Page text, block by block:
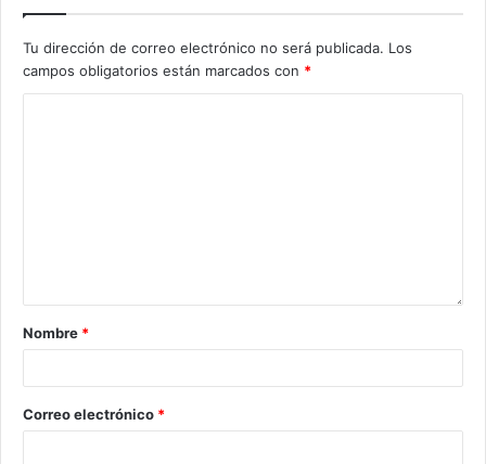
Tu dirección de correo electrónico no será publicada. Los
campos obligatorios están marcados con *
Nombre *
Correo electrónico *